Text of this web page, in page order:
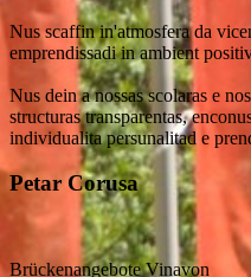
Nus scaffin in'atmosfera da
emprendissadi in ambient
Nus dein a nossas scolaras e
structuras transparentas,
individualita persunalitad e
Petar Corusa
Brückenangebote Vinavon